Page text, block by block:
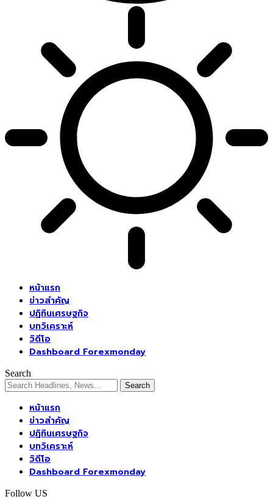
หน้าแรก
ข่าวสำคัญ
ปฏิทินเศรษฐกิจ
บทวิเคราะห์
วิดีโอ
Dashboard Forexmonday
Search
หน้าแรก
ข่าวสำคัญ
ปฏิทินเศรษฐกิจ
บทวิเคราะห์
วิดีโอ
Dashboard Forexmonday
Follow US